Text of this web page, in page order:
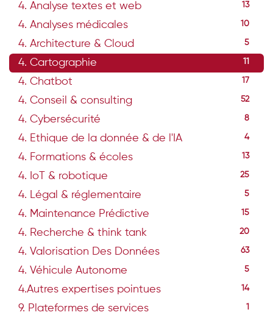
4. Analyse textes et web 13
4. Analyses médicales 10
4. Architecture & Cloud 5
4. Cartographie
4. Chatbot 17
4. Conseil & consulting 52
4. Cybersécurité 8
4. Ethique de la donnée & de l'IA 4
4. Formations & écoles 13
4. IoT & robotique 25
4. Légal & réglementaire 5
4. Maintenance Prédictive 15
4. Recherche & think tank 20
4. Valorisation Des Données 63
4. Véhicule Autonome 5
4.Autres expertises pointues 14
9. Plateformes de services